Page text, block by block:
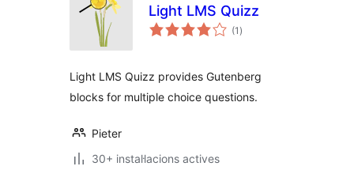
Light LMS Quizz
(1 puntuacions
totals
)
Light LMS Quizz provides Gutenberg
blocks for multiple choice questions.
Pieter
30+ instal·lacions actives